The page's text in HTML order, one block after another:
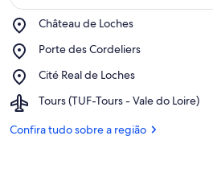
Château de Loches
Place,
de
Porte des Cordeliers
Place,
des
Cité Real de Loches
Place,
Real
Loches
Tours (TUF-Tours - Vale do Loire)
Airport,
(TUF-
Confira tudo sobre a região